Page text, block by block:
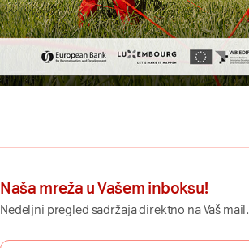
Naša mreža u Vašem inboksu!
Nedeljni pregled sadržaja direktno na Vaš mail.